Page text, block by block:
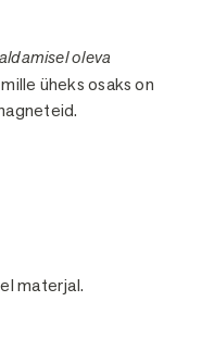
oleva
üheks osaks on
materjal.